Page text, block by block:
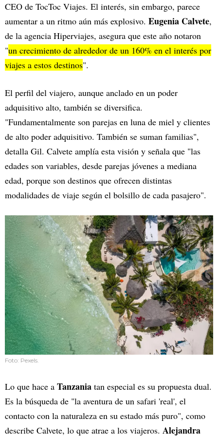
CEO de TocToc Viajes. El interés, sin embargo, parece
aumentar a un ritmo aún más explosivo. Eugenia Calvete,
de la agencia Hiperviajes, asegura que este año notaron
"un crecimiento de alrededor de un 160% en el interés por
viajes a estos destinos".
El perfil del viajero, aunque anclado en un poder
adquisitivo alto, también se diversifica.
"Fundamentalmente son parejas en luna de miel y clientes
de alto poder adquisitivo. También se suman familias",
detalla Gil. Calvete amplía esta visión y señala que "las
edades son variables, desde parejas jóvenes a mediana
edad, porque son destinos que ofrecen distintas
modalidades de viaje según el bolsillo de cada pasajero".
Foto: Pexels.
Lo que hace a Tanzania tan especial es su propuesta dual.
Es la búsqueda de "la aventura de un safari 'real', el
contacto con la naturaleza en su estado más puro", como
describe Calvete, lo que atrae a los viajeros. Alejandra